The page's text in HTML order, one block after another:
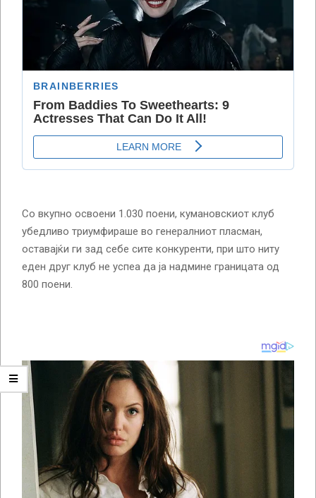
Со вкупно освоени 1.030 поени, кумановскиот клуб
убедливо триумфираше во генералниот пласман,
оставајќи ги зад себе сите конкуренти, при што ниту
еден друг клуб не успеа да ја надмине границата од
800 поени.